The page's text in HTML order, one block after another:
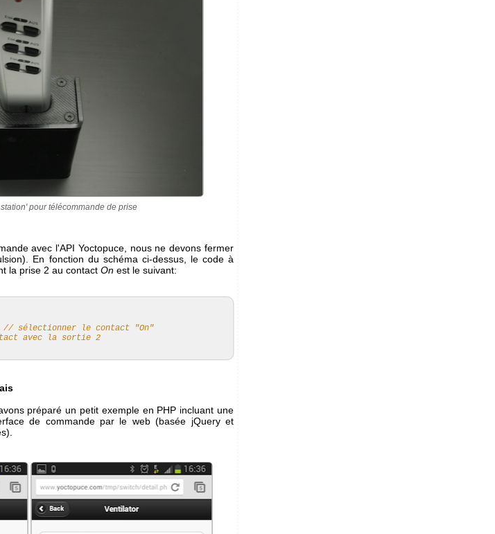
pour télécommande de prise
avec l'API Yoctopuce, nous ne devons fermer
En fonction du schéma ci-dessus, le code à
la prise 2 au contact On est le suivant:
// sélectionner le contact "On"
avec la sortie 2
préparé un petit exemple en PHP incluant une
de commande par le web (basée jQuery et